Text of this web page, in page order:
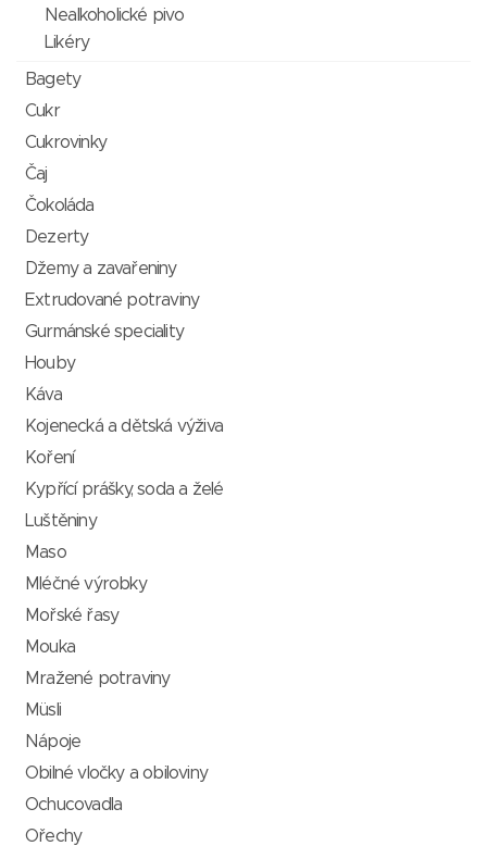
Nealkoholické pivo
Likéry
Bagety
Cukr
Cukrovinky
Čaj
Čokoláda
Dezerty
Džemy a zavařeniny
Extrudované potraviny
Gurmánské speciality
Houby
Káva
Kojenecká a dětská výživa
Koření
Kypřící prášky, soda a želé
Luštěniny
Maso
Mléčné výrobky
Mořské řasy
Mouka
Mražené potraviny
Müsli
Nápoje
Obilné vločky a obiloviny
Ochucovadla
Ořechy